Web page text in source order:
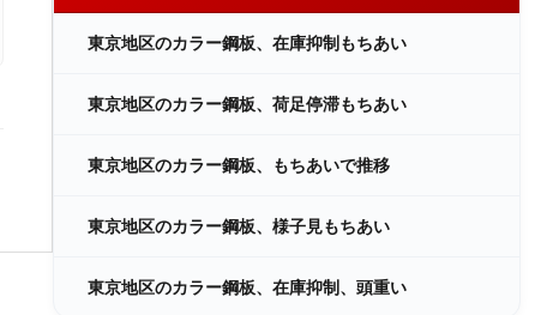
東京地区のカラー鋼板、在庫抑制もちあい
東京地区のカラー鋼板、荷足停滞もちあい
東京地区のカラー鋼板、もちあいで推移
東京地区のカラー鋼板、様子見もちあい
東京地区のカラー鋼板、在庫抑制、頭重い